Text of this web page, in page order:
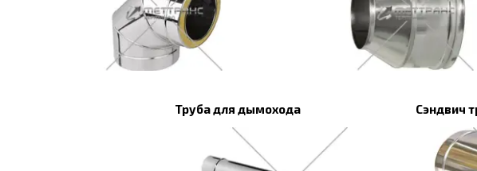
Труба для дымохода Сэндвич